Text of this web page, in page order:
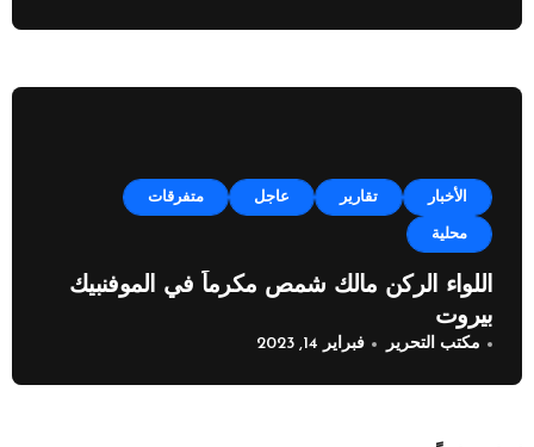
الأخبار تقارير عاجل متفرقات
محلية
اللواء الركن مالك شمص مكرماً في الموفنبيك
بيروت
مكتب التحرير فبراير 14, 2023